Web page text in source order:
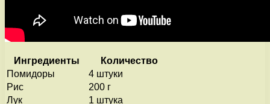
Ингредиенты
Количество
Помидоры
4 штуки
Рис
200 г
Лук
1 штука